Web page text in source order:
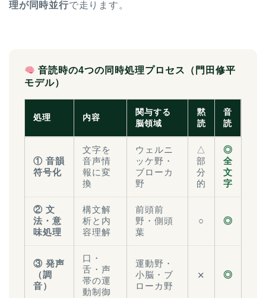
理が同時並行で走ります。
音読時の4つの同時処理プロセス（門田修平
モデル）
処理 内容
関与する
脳領域
黙
読
音
読
① 音韻
符号化
文字を
音声情
報に変
換
ウェルニ
ッケ野・
ブローカ
野
△
部
分
的
◎
全
文
字
② 文
法・意
味処理
構文解
析と内
容理解
前頭前
野・側頭
葉
○ ◎
③ 発声
（調
音）
口・
舌・声
帯の運
動制御
運動野・
小脳・ブ
ローカ野
✕ ◎